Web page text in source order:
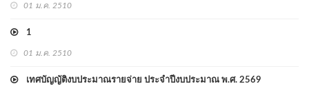
01 ม.ค. 2510
1
01 ม.ค. 2510
เทศบัญญัติงบประมาณรายจ่าย ประจำปีงบประมาณ พ.ศ. 2569